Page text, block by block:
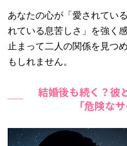
あなたの心が「愛されてい
れている息苦しさ」を強く
止まって二人の関係を見つ
もしれません。
結婚後も続く？彼
「危険な